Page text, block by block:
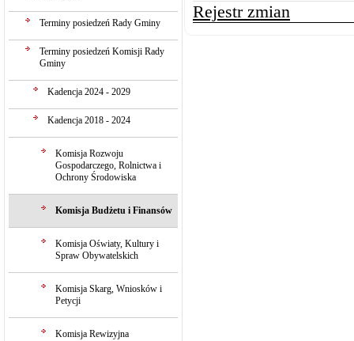
Terminy posiedzeń Rady Gminy
Terminy posiedzeń Komisji Rady
Gminy
Kadencja 2024 - 2029
Kadencja 2018 - 2024
Komisja Rozwoju
Gospodarczego, Rolnictwa i
Ochrony Środowiska
Komisja Budżetu i Finansów
Komisja Oświaty, Kultury i
Spraw Obywatelskich
Komisja Skarg, Wniosków i
Petycji
Komisja Rewizyjna
Rejestr zmian